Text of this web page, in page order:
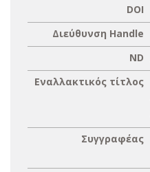
DOI
Διεύθυνση Handle
ND
Εναλλακτικός τίτλος
Συγγραφέας